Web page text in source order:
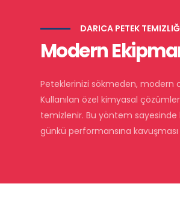
DARICA PETEK
Modern
Peteklerinizi sökmeden, modern
Kullanılan özel kimyasal
temizlenir. Bu yöntem
günkü performansına